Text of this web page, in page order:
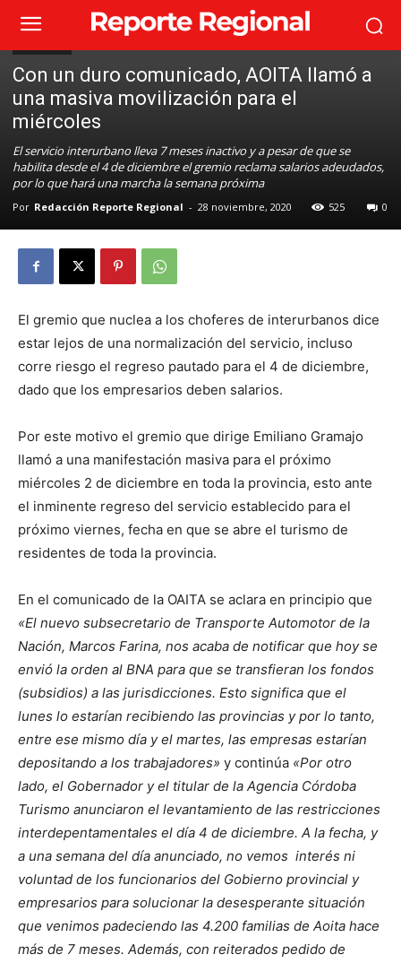
Con un duro comunicado, AOITA llamó a
una masiva movilización para el
miércoles
El servicio interurbano lleva 7 meses inactivo y a pesar de que se
habilita desde el 4 de diciembre el gremio reclama salarios adeudados,
por lo que hará una marcha la semana próxima
Por Redacción Reporte Regional - 28 noviembre, 2020 525 0
El gremio que nuclea a los choferes de interurbanos dice
estar lejos de una normalización del servicio, incluso
corre riesgo el regreso pautado para el 4 de diciembre,
dado que los empresarios deben salarios.
Por este motivo el gremio que dirige Emiliano Gramajo
llamó a una manifestación masiva para el próximo
miércoles 2 de diciembre en toda la provincia, esto ante
el inminente regreso del servicio establecido para el
próximo viernes, fecha en que se abre el turismo de
residentes de toda la provincia.
En el comunicado de la OAITA se aclara en principio que
«El nuevo subsecretario de Transporte Automotor de la
Nación, Marcos Farina, nos acaba de notificar que hoy se
envió la orden al BNA para que se transfieran los fondos
(subsidios) a las jurisdicciones. Esto significa que el
lunes lo estarían recibiendo las provincias y por lo tanto,
entre ese mismo día y el martes, las empresas estarían
depositando a los trabajadores» y continúa «Por otro
lado, el Gobernador y el titular de la Agencia Córdoba
Turismo anunciaron el levantamiento de las restricciones
interdepentamentales el día 4 de diciembre. A la fecha, y
a una semana del día anunciado, no vemos interés ni
voluntad de los funcionarios del Gobierno provincial y
empresarios para solucionar la desesperante situación
que venimos padeciendo las 4.200 familias de Aoita hace
más de 7 meses. Además, con reiterados pedido de